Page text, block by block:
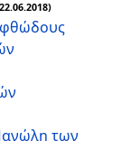
των